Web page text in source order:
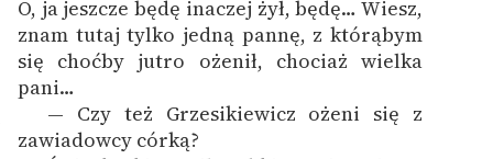
O, ja jeszcze będę inaczej żył, będę… Wiesz,
znam tutaj tylko jedną pannę, z którąbym
się choćby jutro ożenił, chociaż wielka
pani…
— Czy też Grzesikiewicz ożeni się z
zawiadowcy córką?